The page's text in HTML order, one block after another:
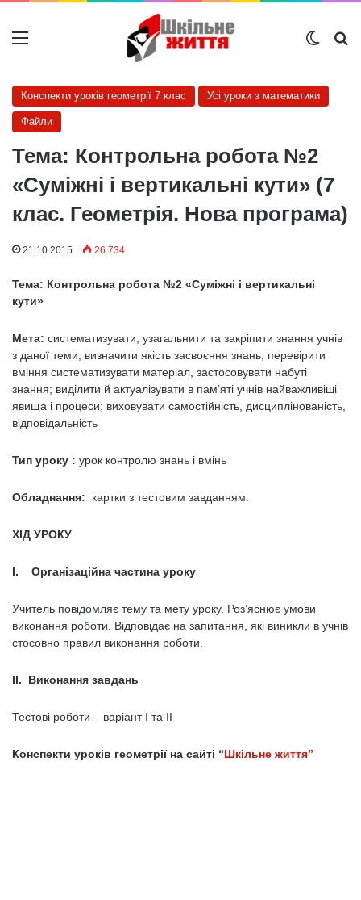
Меню
Конспекти уроків геометрії 7 клас Усі уроки з математики
Файли
Тема: Контрольна робота №2
«Суміжні і вертикальні кути» (7
клас. Геометрія. Нова програма)
21.10.2015 26 734
Тема: Контрольна робота №2 «Суміжні і вертикальні
кути»
Мета: систематизувати, узагальнити та закріпити знання учнів
з даної теми, визначити якість засвоєння знань, перевірити
вміння систематизувати матеріал, застосовувати набуті
знання; виділити й актуалізувати в пам’яті учнів найважливіші
явища і процеси; виховувати самостійність, дисциплінованість,
відповідальність
Тип уроку : урок контролю знань і вмінь
Обладнання: картки з тестовим завданням.
ХІД УРОКУ
І. Організаційна частина уроку
Учитель повідомляє тему та мету уроку. Роз’яснює умови
виконання роботи. Відповідає на запитання, які виникли в учнів
стосовно правил виконання роботи.
ІІ. Виконання завдань
Тестові роботи – варіант І та ІІ
Конспекти уроків геометрії на сайті “Шкільне життя”